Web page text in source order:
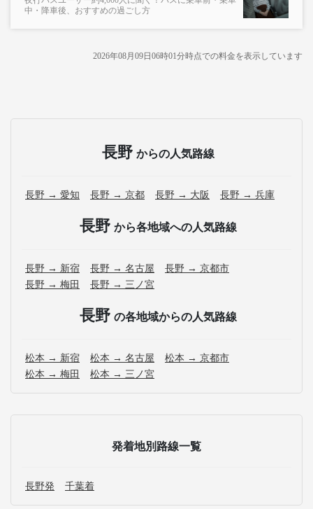
中・降車後、おすすめの過ごし方
2026年08月09日06時01分時点での料金を表示しています
長野 からの人気路線
長野 → 愛知 長野 → 京都 長野 → 大阪 長野 → 兵庫
長野 から各地域への人気路線
長野 → 新宿 長野 → 名古屋
長野 → 京都市
長野 → 梅田
長野 → 三ノ宮
長野 の各地域からの人気路線
松本 → 新宿 松本 → 名古屋
松本 → 京都市
松本 → 梅田
松本 → 三ノ宮
発着地別路線一覧
長野発 千葉着